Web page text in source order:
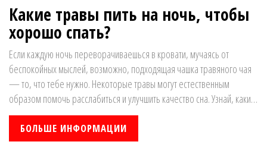
Какие травы пить на ночь, чтобы
хорошо спать?
Если каждую ночь переворачиваешься в кровати, мучаясь от
беспокойных мыслей, возможно, подходящая чашка травяного чая
— то, что тебе нужно. Некоторые травы могут естественным
образом помочь расслабиться и улучшить качество сна. Узнай, какие
из них обладают успокаивающими свойствами и как они могут
помочь тебе лучше отдыхать. В статье обсуждаются полезные травы
и предлагаются практические советы по их использованию.
БОЛЬШЕ ИНФОРМАЦИИ